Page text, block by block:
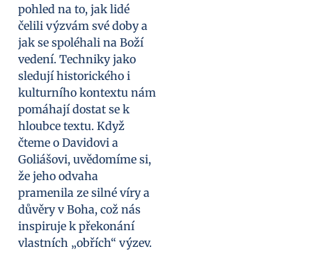
pohled na to, jak lidé
čelili výzvám své doby a
jak se spoléhali na Boží
vedení. Techniky jako
sledují historického i
kulturního kontextu nám
pomáhají dostat se k
hloubce textu. Když
čteme o Davidovi a
Goliášovi, uvědomíme si,
že jeho odvaha
pramenila ze silné víry a
důvěry v Boha, což nás
inspiruje k překonání
vlastních „obřích“ výzev.